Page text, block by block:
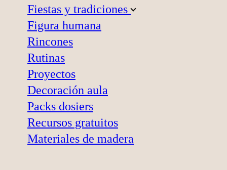
Fiestas y tradiciones
Figura humana
Rincones
Rutinas
Proyectos
Decoración aula
Packs dosiers
Recursos gratuitos
Materiales de madera